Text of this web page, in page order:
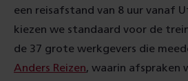
een reisafstand van 8 uur vanaf
kiezen we standaard voor de
de 37 grote werkgevers die
Anders Reizen, waarin afspraken